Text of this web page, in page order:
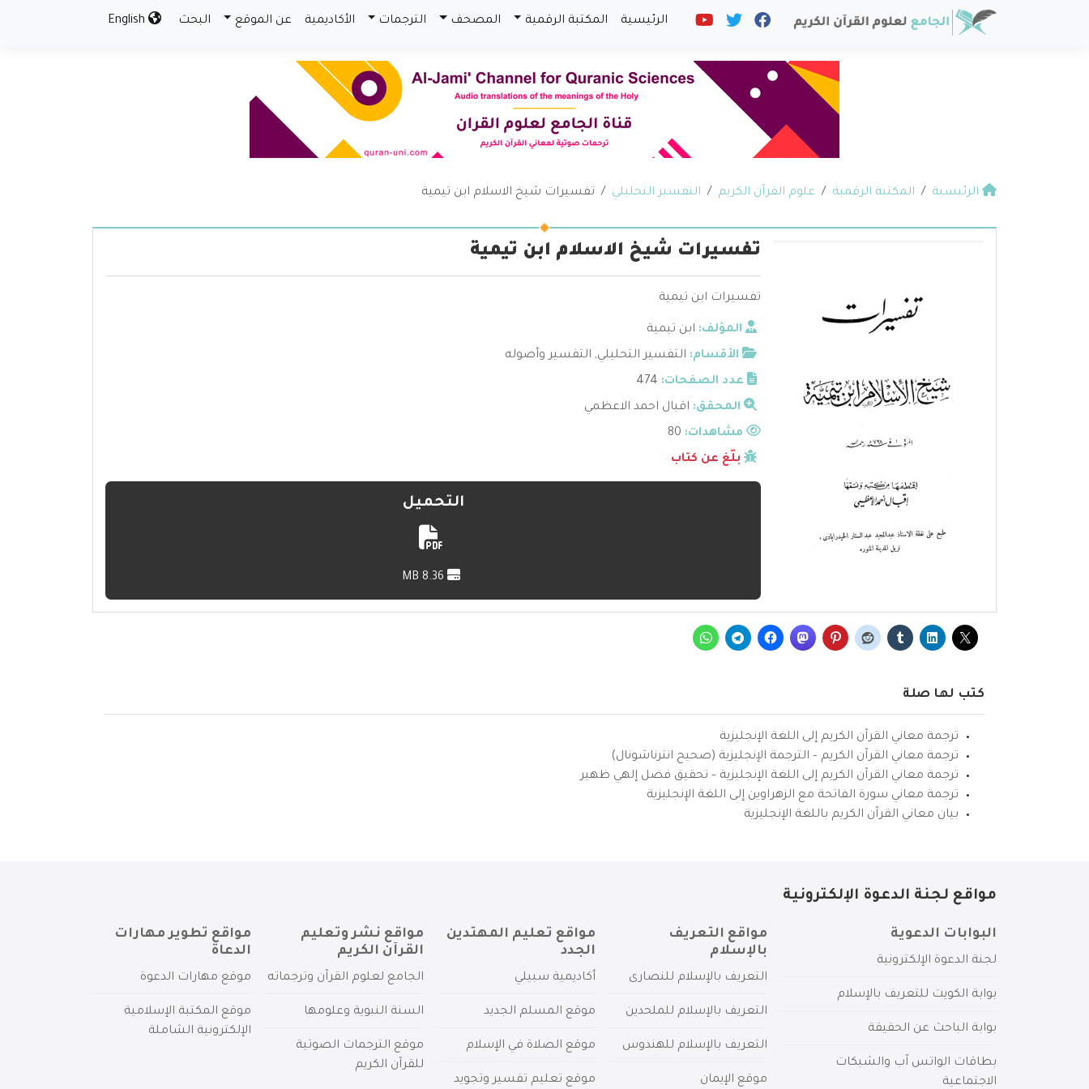
الرئيسية المكتبة الرقمية المصحف الترجمات الأكاديمية عن الموقع البحث
الرئيسية المكتبة الرقمية علوم القرآن الكريم التفسير التحليلي تفسيرات شيخ الاسلام ابن تيمية
تفسيرات شيخ الاسلام ابن تيمية
تفسيرات ابن تيمية
المؤلف: ابن تيمية
الأقسام: التفسير التحليلي, التفسير وأصوله
عدد الصفحات: 474
المحقق: اقبال احمد الاعظمي
مشاهدات:
بلّغ عن كتاب
التحميل
كتب لها صلة
ترجمة معاني القرآن الكريم إلى اللغة الإنجليزية
ترجمة معاني القرآن الكريم – الترجمة الإنجليزية (صحيح انترناشونال)
ترجمة معاني القرآن الكريم إلى اللغة الإنجليزية – تحقيق فضل إلهي ظهير
ترجمة معاني سورة الفاتحة مع الزهراوين إلى اللغة الإنجليزية
بيان معاني القرآن الكريم باللغة الإنجليزية
مواقع لجنة الدعوة الإلكترونية
البوابات الدعوية
لجنة الدعوة الإلكترونية
بوابة الكويت للتعريف بالإسلام
بوابة الباحث عن الحقيقة
بطاقات الواتس آب والشبكات
الاجتماعية
مواقع التعريف
بالإسلام
التعريف بالإسلام للنصارى
التعريف بالإسلام للملحدين
التعريف بالإسلام للهندوس
موقع الإيمان
مواقع تعليم المهتدين
الجدد
أكاديمية سبيلي
موقع المسلم الجديد
موقع الصلاة في الإسلام
موقع تعليم تفسير وتجويد
مواقع نشر وتعليم
القرآن الكريم
الجامع لعلوم القرآن وترجماته
السنة النبوية وعلومها
موقع الترجمات الصوتية
للقرآن الكريم
مواقع تطوير مهارات
الدعاة
موقع مهارات الدعوة
موقع المكتبة الإسلامية
الإلكترونية الشاملة